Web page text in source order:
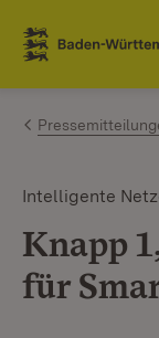
Zum Inhalt
Link zur
Intelligente
Knapp
für